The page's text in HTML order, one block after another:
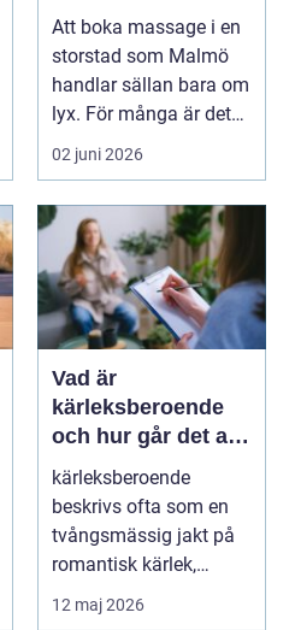
och välmående
Att boka massage i en
storstad som Malmö
handlar sällan bara om
lyx. För många är det
ett sätt att h...
02 juni 2026
Vad är
kärleksberoende
och hur går det att
bryta mönstret?
kärleksberoende
beskrivs ofta som en
tvångsmässig jakt på
romantisk kärlek,
närhet eller
bekräftelse...
12 maj 2026